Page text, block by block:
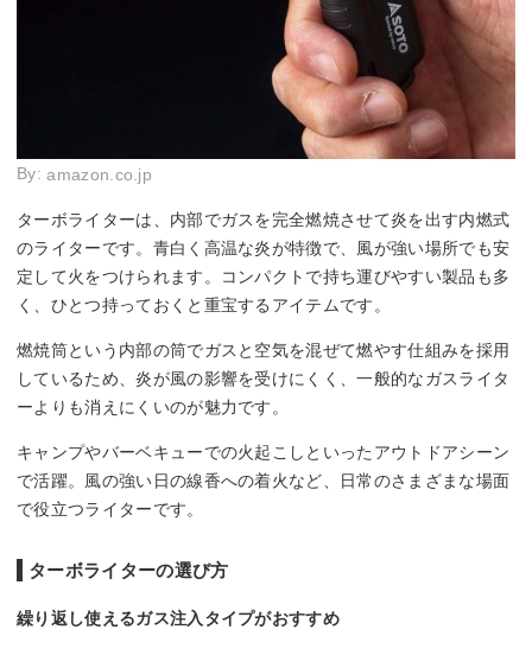
By:amazon.co.jp
ターボライターは、内部でガスを完全燃焼させて炎を出す内燃式
のライターです。青白く高温な炎が特徴で、風が強い場所でも安
定して火をつけられます。コンパクトで持ち運びやすい製品も多
く、ひとつ持っておくと重宝するアイテムです。
燃焼筒という内部の筒でガスと空気を混ぜて燃やす仕組みを採用
しているため、炎が風の影響を受けにくく、一般的なガスライタ
ーよりも消えにくいのが魅力です。
キャンプやバーベキューでの火起こしといったアウトドアシーン
で活躍。風の強い日の線香への着火など、日常のさまざまな場面
で役立つライターです。
ターボライターの選び方
繰り返し使えるガス注入タイプがおすすめ